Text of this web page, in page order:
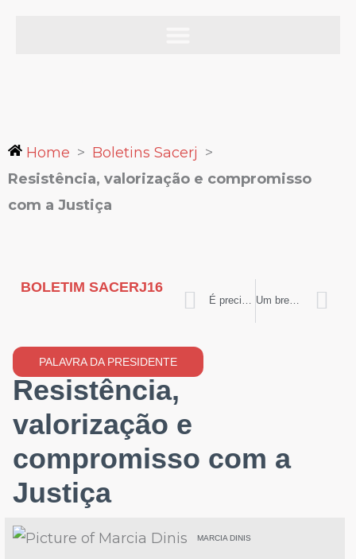
Home > Boletins Sacerj >
Resistência, valorização e compromisso
com a Justiça
BOLETIM SACERJ16 Prev
PALAVRA DA PRESIDENTE
Resistência,
valorização e
compromisso com a
Justiça
MARCIA DINIS